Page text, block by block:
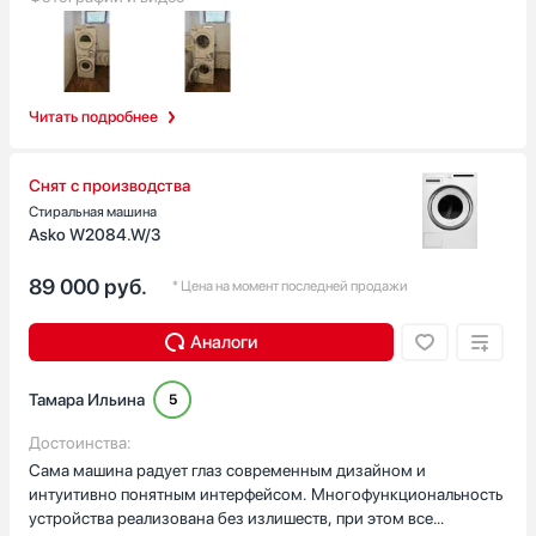
Читать подробнее
используемых программ (я, например, сохранила несколько
своих любимых режимов).Особенно хочу отметить функцию
очистки барабана, которой я регулярно пользуюсь примерно
раз в месяц. Это важная процедура для поддержания
стиральная машина превзошла все мои ожидания. Она
сочетает в себе стильный дизайн, функциональность и
практичность. Наслаждаюсь своей новой квартирой с новой
техникой.
Снят с производства
Стиральная машина
Asko W2084.W/3
* Цена на момент последней продажи
89 000 руб.
Аналоги
Тамара Ильина 5
Достоинства:
Сама машина радует глаз современным дизайном и
интуитивно понятным интерфейсом. Многофункциональность
устройства реализована без излишеств, при этом все